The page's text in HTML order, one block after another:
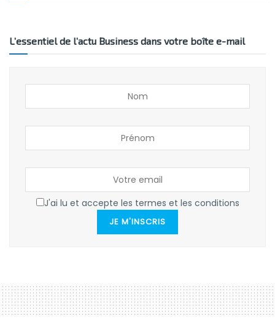
L’essentiel de l’actu Business dans votre boîte e-mail
J'ai lu et accepte les termes et les conditions
JE M'INSCRIS